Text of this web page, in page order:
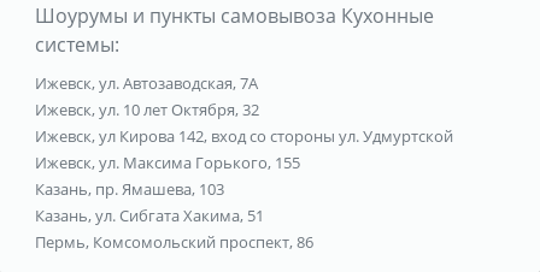
Шоурумы и пункты самовывоза Кухонные
системы:
Ижевск, ул. Автозаводская, 7А
Ижевск, ул. 10 лет Октября, 32
Ижевск, ул Кирова 142, вход со стороны ул. Удмуртской
Ижевск, ул. Максима Горького, 155
Казань, пр. Ямашева, 103
Казань, ул. Сибгата Хакима, 51
Пермь, Комсомольский проспект, 86